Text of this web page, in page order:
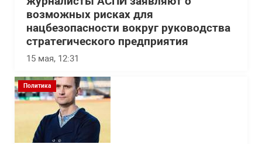
возможных рисках для
нацбезопасности вокруг руководства
стратегического предприятия
15 мая, 12:31
Политика